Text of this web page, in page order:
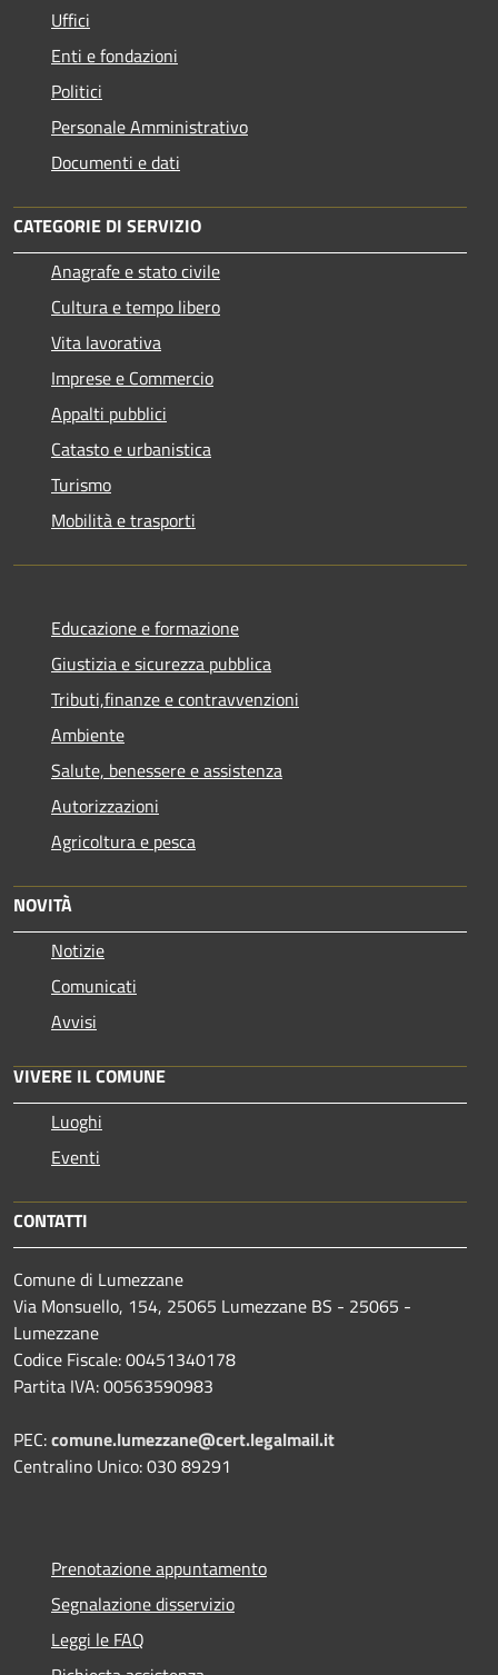
Uffici
Enti e fondazioni
Politici
Personale Amministrativo
Documenti e dati
CATEGORIE DI SERVIZIO
Anagrafe e stato civile
Cultura e tempo libero
Vita lavorativa
Imprese e Commercio
Appalti pubblici
Catasto e urbanistica
Turismo
Mobilità e trasporti
Educazione e formazione
Giustizia e sicurezza pubblica
Tributi,finanze e contravvenzioni
Ambiente
Salute, benessere e assistenza
Autorizzazioni
Agricoltura e pesca
NOVITÀ
Notizie
Comunicati
Avvisi
VIVERE IL COMUNE
Luoghi
Eventi
CONTATTI
Comune di Lumezzane
Via Monsuello, 154, 25065 Lumezzane BS - 25065 -
Lumezzane
Codice Fiscale: 00451340178
Partita IVA: 00563590983
PEC:comune.lumezzane@cert.legalmail.it
Centralino Unico: 030 89291
Prenotazione appuntamento
Segnalazione disservizio
Leggi le FAQ